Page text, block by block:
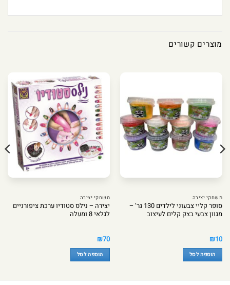
מוצרים קשורים
משחקי יצירה
סופר קליי צבעוני לילדים 130 גר’ –
מגוון צבעי בצק קלים לעיצוב
₪10
הוספה לסל
משחקי יצירה
יצירה – נילס סטודיו ערכת ציפורניים
לגלאי 8 ומעלה
₪70
הוספה לסל